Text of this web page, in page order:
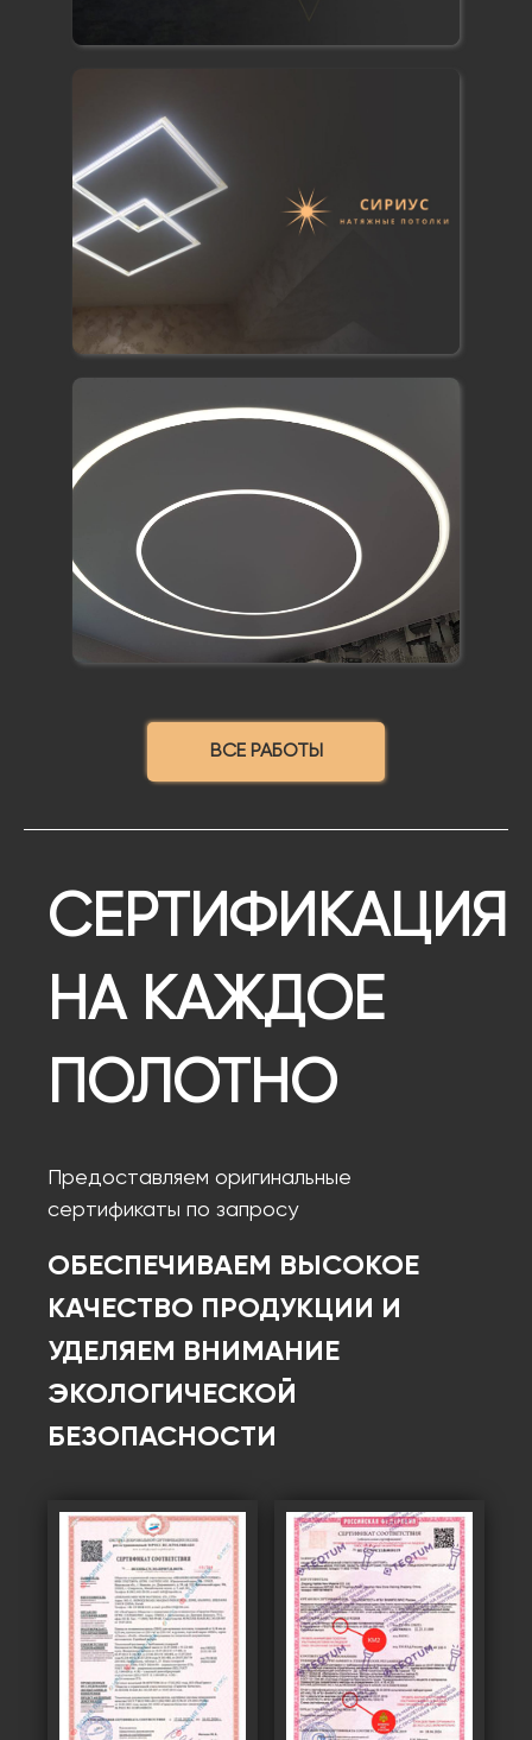
ВСЕ РАБОТЫ
СЕРТИФИКАЦИЯ
НА КАЖДОЕ
ПОЛОТНО
Предоставляем оригинальные
сертификаты по запросу
ОБЕСПЕЧИВАЕМ ВЫСОКОЕ
КАЧЕСТВО ПРОДУКЦИИ И
УДЕЛЯЕМ ВНИМАНИЕ
ЭКОЛОГИЧЕСКОЙ
БЕЗОПАСНОСТИ